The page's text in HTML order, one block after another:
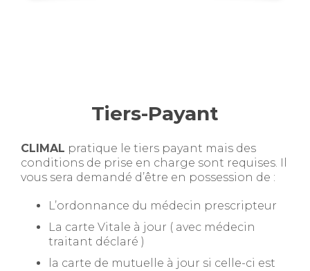
Tiers-Payant
CLIMAL pratique le tiers payant mais des
conditions de prise en charge sont requises. Il
vous sera demandé d’être en possession de :
L’ordonnance du médecin prescripteur
La carte Vitale à jour ( avec médecin
traitant déclaré )
la carte de mutuelle à jour si celle-ci est